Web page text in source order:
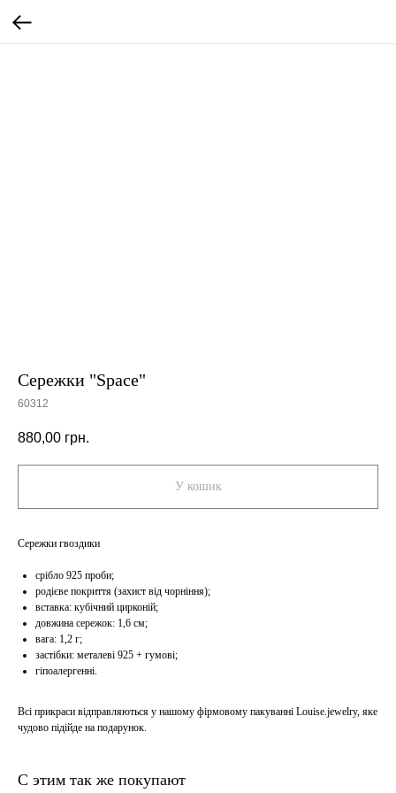
Сережки "Space"
60312
880,00 грн.
У кошик
Сережки гвоздики
срібло 925 проби;
родієве покриття (захист від чорніння);
вставка: кубічний цирконій;
довжина сережок: 1,6 см;
вага: 1,2 г;
застібки: металеві 925 + гумові;
гіпоалергенні.
Всі прикраси відправляються у нашому фірмовому пакуванні Louise.jewelry, яке
чудово підійде на подарунок.
С этим так же покупают